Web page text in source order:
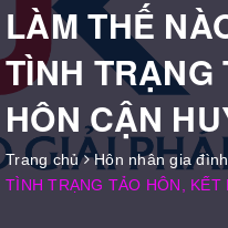
LÀM THẾ
TÌNH TRẠNG
HÔN CẬN
Trang chủ Hôn nhân gia đình
TÌNH TRẠNG TẢO HÔN,